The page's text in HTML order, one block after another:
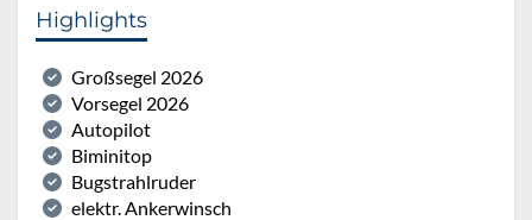
Highlights
Großsegel 2026
Vorsegel 2026
Autopilot
Biminitop
Bugstrahlruder
elektr. Ankerwinsch